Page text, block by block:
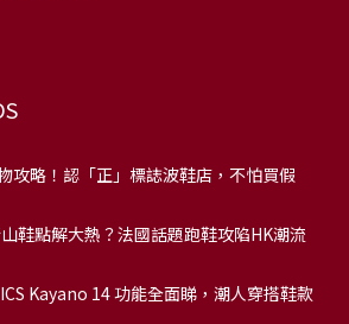
攻略！認「正」標誌波鞋店，不怕買假
鞋點解大熱？法國話題跑鞋攻陷HK潮流
Kayano 14 功能全面睇，潮人穿搭鞋款